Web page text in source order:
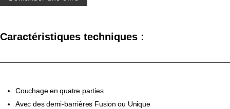
Caractéristiques techniques :
Couchage en quatre parties
Avec des demi-barrières Fusion ou Unique